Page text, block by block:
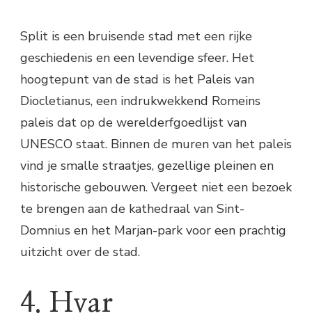
Split is een bruisende stad met een rijke
geschiedenis en een levendige sfeer. Het
hoogtepunt van de stad is het Paleis van
Diocletianus, een indrukwekkend Romeins
paleis dat op de werelderfgoedlijst van
UNESCO staat. Binnen de muren van het paleis
vind je smalle straatjes, gezellige pleinen en
historische gebouwen. Vergeet niet een bezoek
te brengen aan de kathedraal van Sint-
Domnius en het Marjan-park voor een prachtig
uitzicht over de stad.
4. Hvar